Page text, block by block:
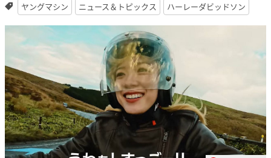
ヤングマシン ニュース＆トピックス ハーレーダビッドソン